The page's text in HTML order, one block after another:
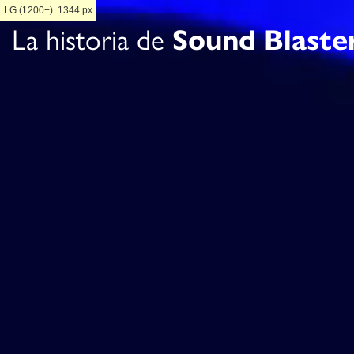
LG (1200+) 1344 px
La historia deSound